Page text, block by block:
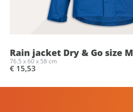
Rain jacket Dry & Go size M
76.5 x 60 x 58 cm
€ 15,53